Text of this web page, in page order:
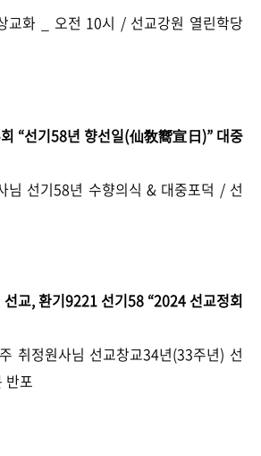
교화 _ 오전 10시 / 선교강원 열린학당
“선기58년 향선일(仙敎嚮宣日)” 대중
님 선기58년 수향의식 & 대중포덕 / 선
교, 환기9221 선기58 “2024 선교정회
취정원사님 선교창교34년(33주년) 선
반포